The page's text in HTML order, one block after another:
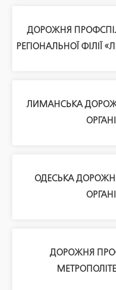
ДОРОЖНЯ
РЕГІОНАЛЬНОЇ ФІЛІЇ
ЛИМАНСЬКА
ОДЕСЬКА
ДОРОЖНЯ